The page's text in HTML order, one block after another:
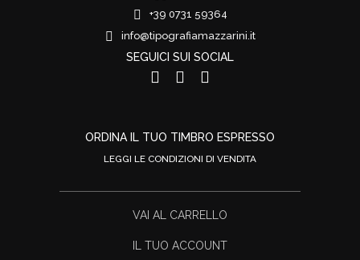
+39 0731 59364
info@tipografiamazzarini.it
SEGUICI SUI SOCIAL
ORDINA IL TUO TIMBRO ESPRESSO
LEGGI LE CONDIZIONI DI VENDITA
VAI AL CARRELLO
IL TUO ACCOUNT